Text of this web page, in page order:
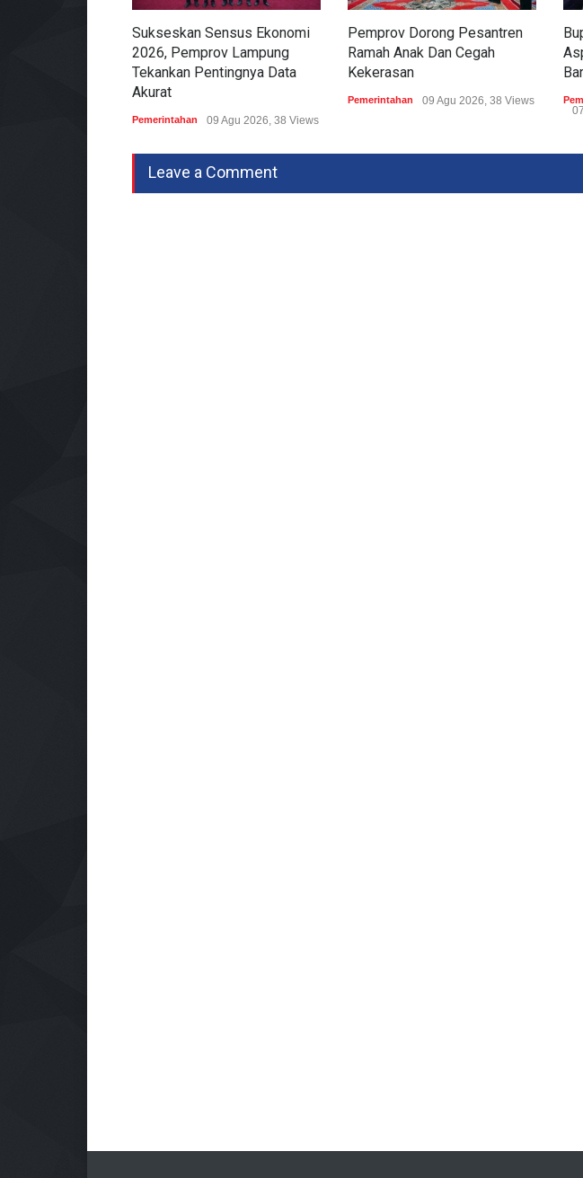
Sukseskan Sensus Ekonomi
2026, Pemprov Lampung
Tekankan Pentingnya Data
Akurat
Pemerintahan 09 Agu 2026, 38 Views
Pemprov Dorong Pesantren
Ramah Anak Dan Cegah
Kekerasan
Pemerintahan 09 Agu 2026, 38 Views
Leave a Comment